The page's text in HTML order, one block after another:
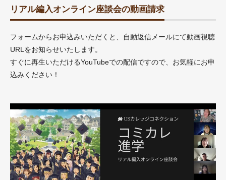
リアル編入オンライン座談会の動画請求
フォームからお申込みいただくと、自動返信メールにて動画視聴
URLをお知らせいたします。
すぐに再生いただけるYouTubeでの配信ですので、お気軽にお申
込みください！